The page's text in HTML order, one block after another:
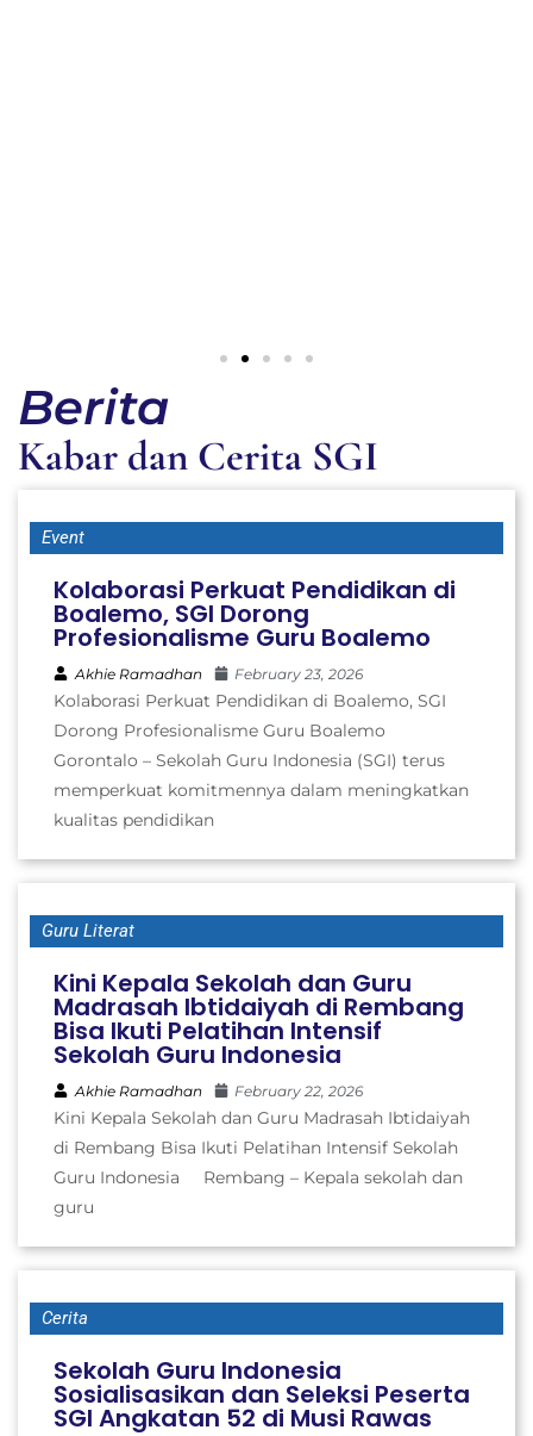
Berita
Kabar dan Cerita SGI
Event
Kolaborasi Perkuat Pendidikan di
Boalemo, SGI Dorong
Profesionalisme Guru Boalemo
Akhie Ramadhan February 23, 2026
Kolaborasi Perkuat Pendidikan di Boalemo, SGI
Dorong Profesionalisme Guru Boalemo
Gorontalo – Sekolah Guru Indonesia (SGI) terus
memperkuat komitmennya dalam meningkatkan
kualitas pendidikan
Guru Literat
Kini Kepala Sekolah dan Guru
Madrasah Ibtidaiyah di Rembang
Bisa Ikuti Pelatihan Intensif
Sekolah Guru Indonesia
Akhie Ramadhan February 22, 2026
Kini Kepala Sekolah dan Guru Madrasah Ibtidaiyah
di Rembang Bisa Ikuti Pelatihan Intensif Sekolah
Guru Indonesia Rembang – Kepala sekolah dan
guru
Cerita
Sekolah Guru Indonesia
Sosialisasikan dan Seleksi Peserta
SGI Angkatan 52 di Musi Rawas